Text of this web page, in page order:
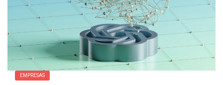
EMPRESAS